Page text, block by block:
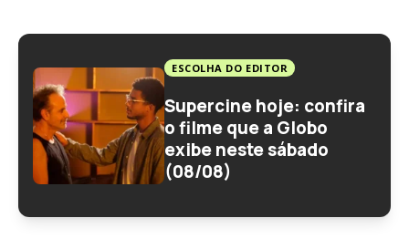
ESCOLHA DO EDITOR
Supercine hoje: confira
o filme que a Globo
exibe neste sábado
(08/08)